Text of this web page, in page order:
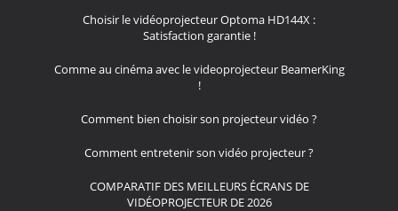
Choisir le vidéoprojecteur Optoma HD144X :
Satisfaction garantie !
Comme au cinéma avec le videoprojecteur BeamerKing
!
Comment bien choisir son projecteur vidéo ?
Comment entretenir son vidéo projecteur ?
COMPARATIF DES MEILLEURS ÉCRANS DE
VIDÉOPROJECTEUR DE 2026